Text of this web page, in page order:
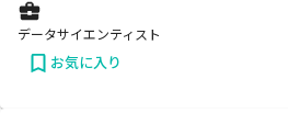
データサイエンティスト
お気に入り